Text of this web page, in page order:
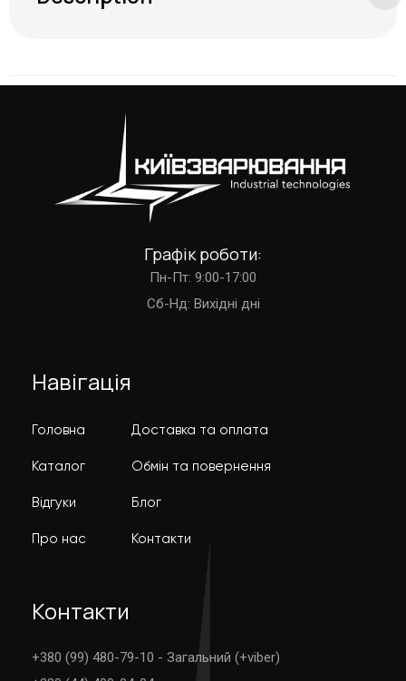
Графік роботи:
Пн-Пт: 9:00-17:00
Cб-Нд: Вихідні дні
Навігація
Головна
Каталог
Відгуки
Про нас
Доставка та оплата
Обмін та повернення
Блог
Контакти
Контакти
+380 (99) 480-79-10 - Загальний (+viber)